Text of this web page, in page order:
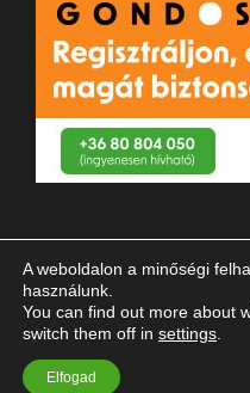
© 2023 Magyar Vakok és
A weboldalon a minőségi
használunk.
You can find out more about
switch them off in settings
Elfogad